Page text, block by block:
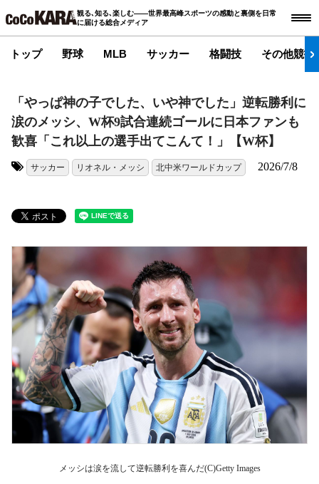
観る､知る､楽しむ――世界最高峰スポーツの感動と裏側を日常
に届ける総合メディア
トップ 野球 MLB サッカー 格闘技 その他競技
「やっぱ神の子でした、いや神でした」逆転勝利に
涙のメッシ、W杯9試合連続ゴールに日本ファンも
歓喜「これ以上の選手出てこんて！」【W杯】
サッカー リオネル・メッシ 北中米ワールドカップ 2026/7/8
メッシは涙を流して逆転勝利を喜んだ(C)Getty Images